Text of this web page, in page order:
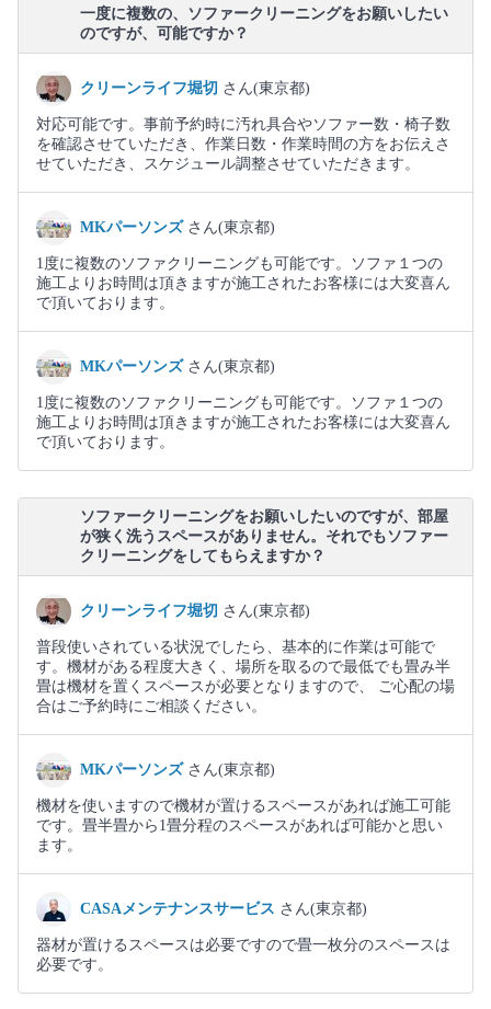
一度に複数の、ソファークリーニングをお願いしたい
のですが、可能ですか？
クリーンライフ堀切 さん(東京都)
対応可能です。事前予約時に汚れ具合やソファー数・椅子数
を確認させていただき、作業日数・作業時間の方をお伝えさ
せていただき、スケジュール調整させていただきます。
MKパーソンズ さん(東京都)
1度に複数のソファクリーニングも可能です。ソファ１つの
施工よりお時間は頂きますが施工されたお客様には大変喜ん
で頂いております。
MKパーソンズ さん(東京都)
1度に複数のソファクリーニングも可能です。ソファ１つの
施工よりお時間は頂きますが施工されたお客様には大変喜ん
で頂いております。
ソファークリーニングをお願いしたいのですが、部屋
が狭く洗うスペースがありません。それでもソファー
クリーニングをしてもらえますか？
クリーンライフ堀切 さん(東京都)
普段使いされている状況でしたら、基本的に作業は可能で
す。機材がある程度大きく、場所を取るので最低でも畳み半
畳は機材を置くスペースが必要となりますので、 ご心配の場
合はご予約時にご相談ください。
MKパーソンズ さん(東京都)
機材を使いますので機材が置けるスペースがあれば施工可能
です。畳半畳から1畳分程のスペースがあれば可能かと思い
ます。
CASAメンテナンスサービス さん(東京都)
器材が置けるスペースは必要ですので畳一枚分のスペースは
必要です。